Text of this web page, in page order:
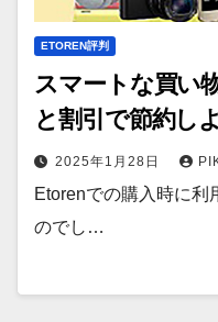
ETOREN評判
スマートな買い
と割引で節約し
2025年1月28日
Etorenでの購入時に利
のでし…